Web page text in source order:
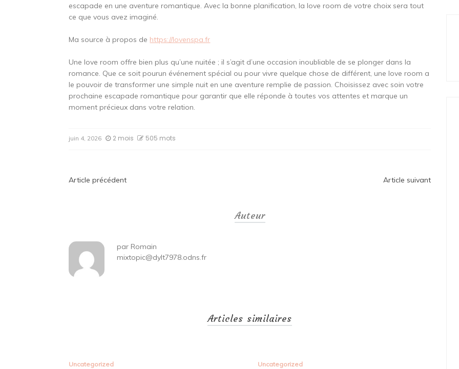
escapade en une aventure romantique. Avec la bonne planification, la love room de votre choix sera tout
ce que vous avez imaginé.
Ma source à propos de https://lovenspa.fr
Une love room offre bien plus qu’une nuitée ; il s’agit d’une occasion inoubliable de se plonger dans la
romance. Que ce soit pourun événement spécial ou pour vivre quelque chose de différent, une love room a
le pouvoir de transformer une simple nuit en une aventure remplie de passion. Choisissez avec soin votre
prochaine escapade romantique pour garantir que elle réponde à toutes vos attentes et marque un
moment précieux dans votre relation.
juin 4, 2026 2 mois 505 mots
Navigation
Article précédent Article suivant
Auteur
par Romain
mixtopic@dylt7978.odns.fr
Articles similaires
Uncategorized Uncategorized